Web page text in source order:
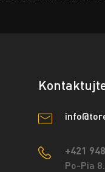
+421
Po-Pia